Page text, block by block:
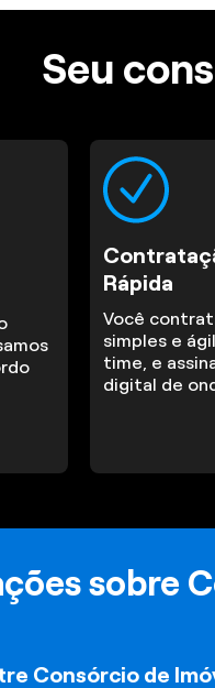
Seu
Rápida
Você
simples e
time, e
digital de
sobre
Consórcio de